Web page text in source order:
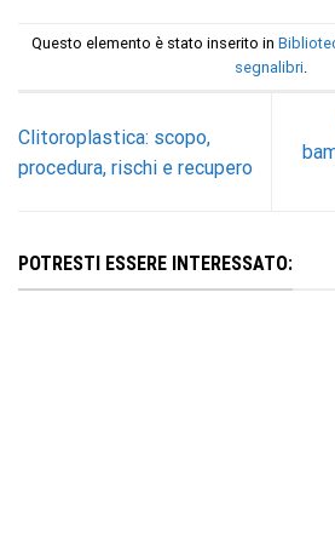
Questo elemento è stato inserito in
segnalibri.
Clitoroplastica: scopo,
procedura, rischi e recupero
POTRESTI ESSERE INTERESSATO: